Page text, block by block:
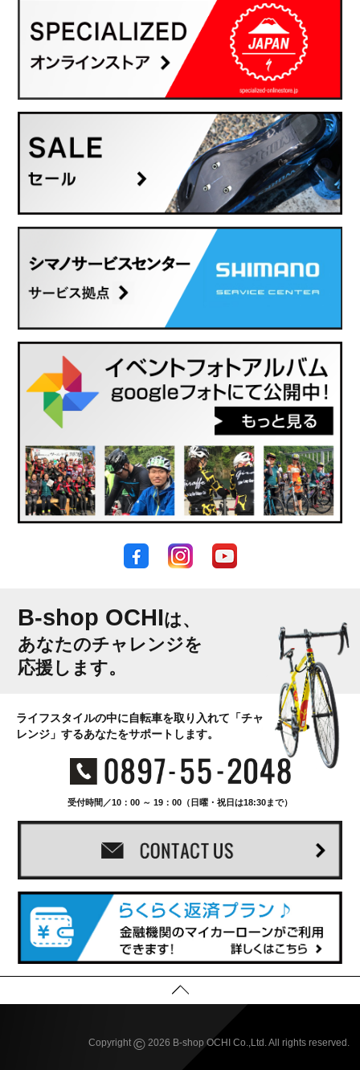
B-shop OCHIは、
あなたのチャレンジを
応援します。
ライフスタイルの中に自転車を取り入れて「チャ
レンジ」するあなたをサポートします。
受付時間／10：00 ～ 19：00（日曜・祝日は18:30まで）
Copyright ©2026 B-shop OCHI Co.,Ltd. All rights reserved.